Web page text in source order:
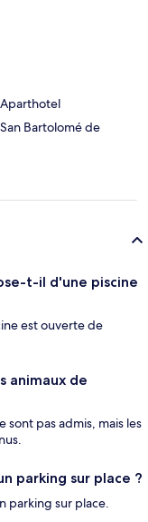
Bartolomé de
t-il d'une piscine
est ouverte de
animaux de
sont pas admis, mais les
parking sur place ?
parking sur place.